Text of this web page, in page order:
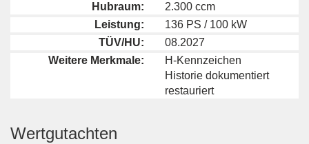
Hubraum:
2.300 ccm
Leistung:
136 PS / 100 kW
TÜV/HU:
08.2027
Weitere Merkmale:
H-Kennzeichen
Historie dokumentiert
restauriert
Wertgutachten